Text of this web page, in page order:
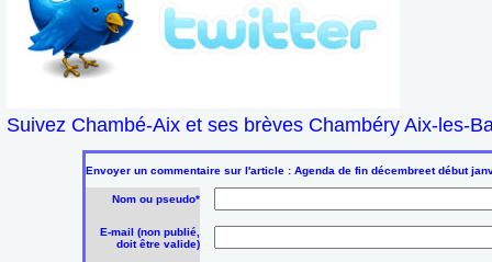
Suivez Chambé-Aix et ses brèves Chambéry Aix-les-
Envoyer un commentaire sur l'article : Agenda de fin décembreet début
Nom ou pseudo*
E-mail (non publié,
doit être valide)